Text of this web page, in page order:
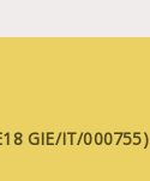
GIE/IT/000755)